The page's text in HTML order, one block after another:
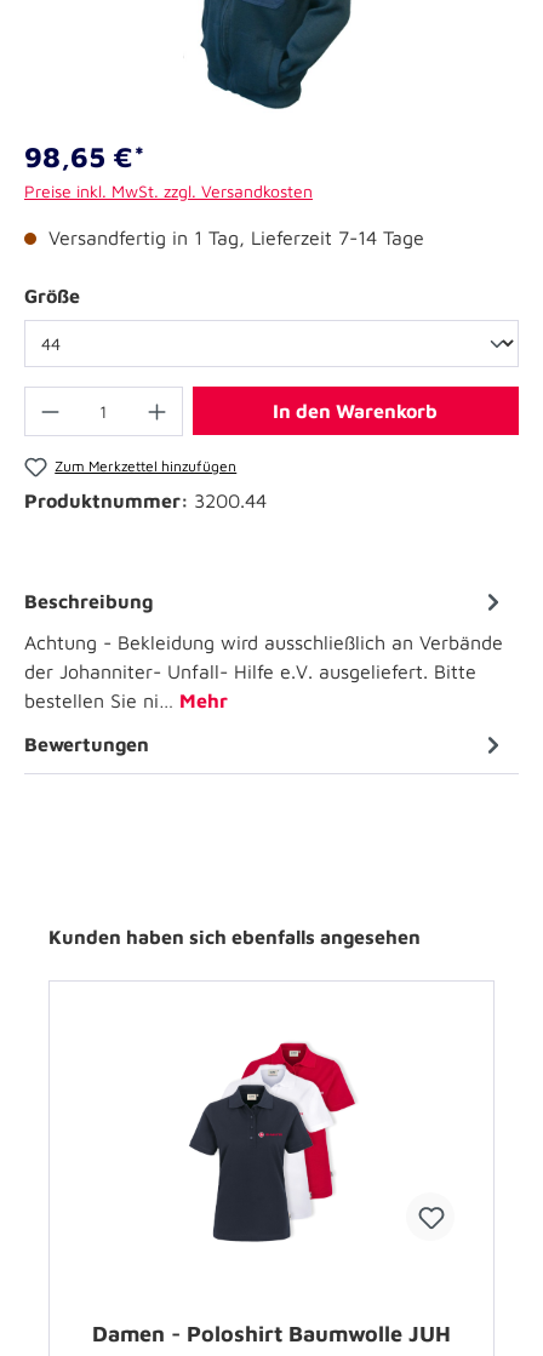
98,65 €*
Preise inkl. MwSt. zzgl. Versandkosten
Versandfertig in 1 Tag, Lieferzeit 7-14 Tage
Größe
In den Warenkorb
Zum Merkzettel hinzufügen
Produktnummer: 3200.44
Beschreibung
Achtung - Bekleidung wird ausschließlich an Verbände
der Johanniter- Unfall- Hilfe e.V. ausgeliefert. Bitte
bestellen Sie ni… Mehr
Bewertungen
Kunden haben sich ebenfalls angesehen
Damen - Poloshirt Baumwolle JUH